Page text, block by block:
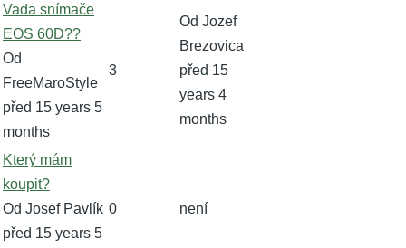
Normální
téma
Vada snímače
EOS 60D??
Od
FreeMaroStyle
před 15 years 5
months
3
Od Jozef
Brezovica
před 15
years 4
months
Normální
téma
Který mám
koupit?
Od Josef Pavlík
před 15 years 5
0 není